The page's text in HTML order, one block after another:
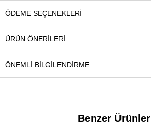
ÖDEME SEÇENEKLERI
ÜRÜN ÖNERILERI
ÖNEMLI BILGILENDIRME
Benzer Ürünler